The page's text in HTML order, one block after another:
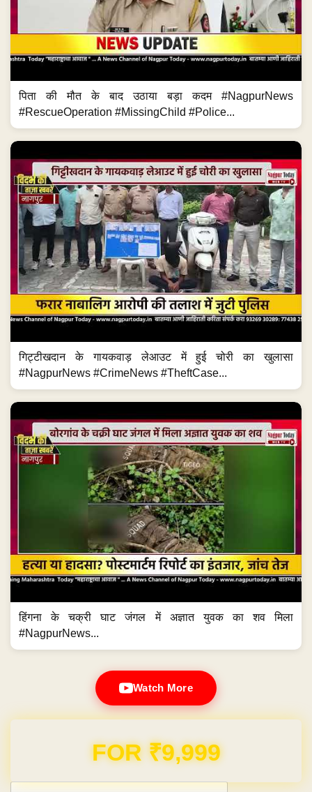
पिता की मौत के बाद उठाया बड़ा कदम #NagpurNews
#RescueOperation #MissingChild #Police...
गिट्टीखदान के गायकवाड़ लेआउट में हुई चोरी का खुलासा
#NagpurNews #CrimeNews #TheftCase...
हिंगना के चक्री घाट जंगल में अज्ञात युवक का शव मिला
#NagpurNews...
Watch More
Domain & Hosting FREE for 1 Year